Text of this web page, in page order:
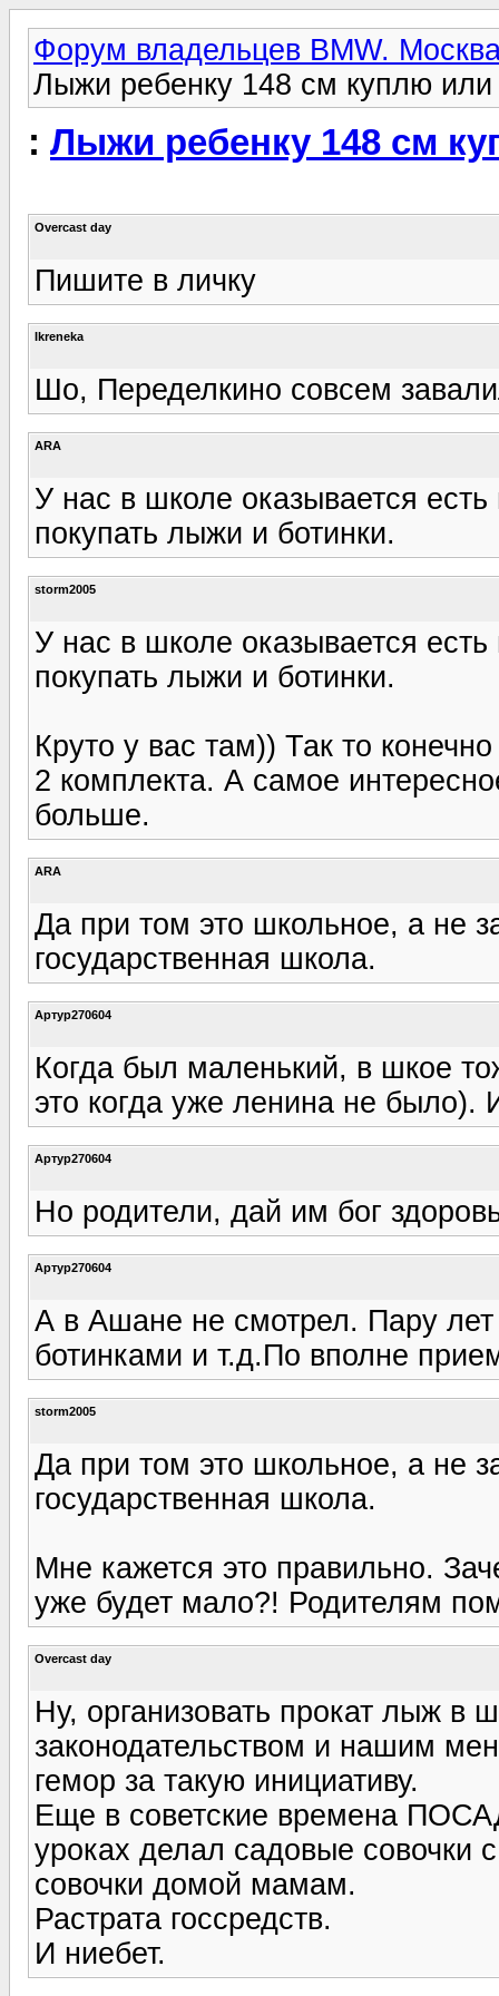
Форум владельцев BMW.
Лыжи ребенку 148 см куплю
: Лыжи ребенку 148 см
Overcast day
Пишите в личку
Ikreneka
Шо, Переделкино совсем
ARA
У нас в школе оказывается
покупать лыжи и ботинки.
storm2005
У нас в школе оказывается
покупать лыжи и ботинки.
Круто у вас там)) Так то
2 комплекта. А самое
больше.
ARA
Да при том это школьное, а не
государственная школа.
Артур270604
Когда был маленький, в шкое
это когда уже ленина не было).
Артур270604
Но родители, дай им бог
Артур270604
А в Ашане не смотрел. Пару
ботинками и т.д.По вполне
storm2005
Да при том это школьное, а не
государственная школа.
Мне кажется это правильно.
уже будет мало?! Родителям
Overcast day
Ну, организовать прокат лыж в
законодательством и нашим
гемор за такую инициативу.
Еще в советские времена
уроках делал садовые совочки
совочки домой мамам.
Растрата госсредств.
И ниебет.